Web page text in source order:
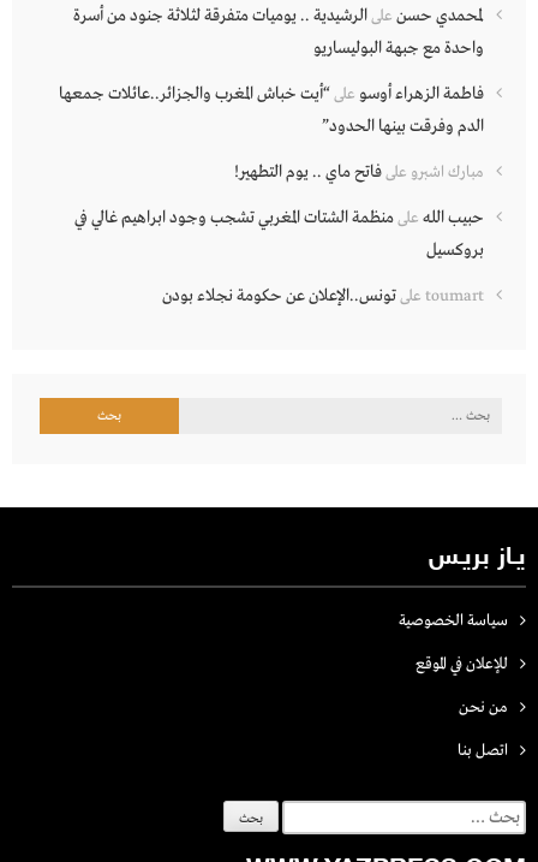
لمحمدي حسن علىالرشيدية .. يوميات متفرقة لثلاثة جنود من أسرة
واحدة مع جبهة البوليساريو
فاطمة الزهراء أوسو على“أيت خباش المغرب والجزائر..عائلات جمعها
الدم وفرقت بينها الحدود”
مبارك اشبرو علىفاتح ماي .. يوم التطهير!
حبيب الله علىمنظمة الشتات المغربي تشجب وجود ابراهيم غالي في
بروكسيل
toumart علىتونس..الإعلان عن حكومة نجلاء بودن
البحث
يـاز بريـس
سياسة الخصوصية
للإعلان في الموقع
من نحن
اتصل بنـا
البحث
عن: